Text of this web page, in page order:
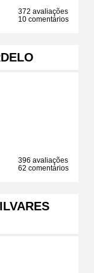
372 avaliações
10 comentários
396 avaliações
62 comentários